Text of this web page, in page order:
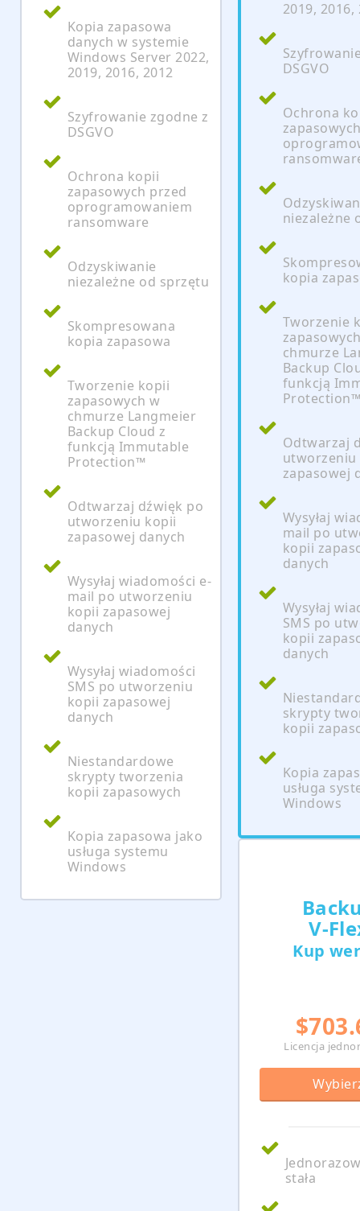
Kopia zapasowa
danych w systemie
Windows Server 2022,
2019, 2016, 2012
Szyfrowanie zgodne z
DSGVO
Ochrona kopii
zapasowych przed
oprogramowaniem
ransomware
Odzyskiwanie
niezależne od sprzętu
Skompresowana
kopia zapasowa
Tworzenie kopii
zapasowych w
chmurze Langmeier
Backup Cloud z
funkcją Immutable
Protection™
Odtwarzaj dźwięk po
utworzeniu kopii
zapasowej danych
Wysyłaj wiadomości e-
mail po utworzeniu
kopii zapasowej
danych
Wysyłaj wiadomości
SMS po utworzeniu
kopii zapasowej
danych
Niestandardowe
skrypty tworzenia
kopii zapasowych
Kopia zapasowa jako
usługa systemu
Windows
2019, 2016,
DSGVO
Ochrona
niezależne
kopia
Tworzenie
chmurze
Backup
funkcją
Odtwarzaj
zapasowej
Wysyłaj
mail po
kopii
danych
Wysyłaj
SMS po
kopii
danych
skrypty
kopii
Kopia
usługa
Windows
Kup
Licencja
stała